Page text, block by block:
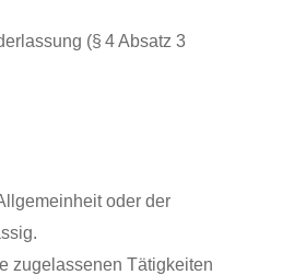
(§ 4 Absatz 3
oder der
zugelassenen Tätigkeiten